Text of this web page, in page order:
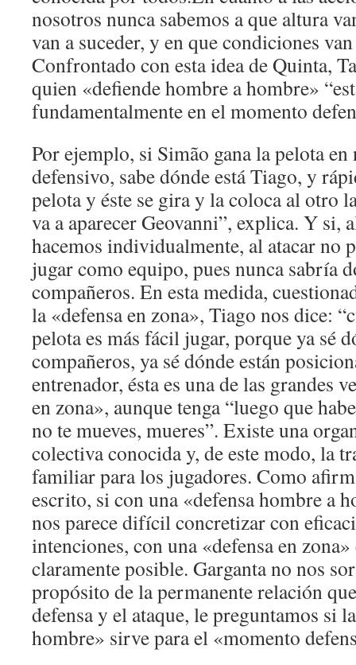
nosotros nunca sabemos a que altura
van a suceder, y en que condiciones
Confrontado con esta idea de Quinta,
quien «defiende hombre a hombre»
fundamentalmente en el momento
Por ejemplo, si Simão gana la pelota
defensivo, sabe dónde está Tiago, y
pelota y éste se gira y la coloca al otro
va a aparecer Geovanni”, explica. Y si,
hacemos individualmente, al atacar no
jugar como equipo, pues nunca sabría
compañeros. En esta medida,
la «defensa en zona», Tiago nos dice:
pelota es más fácil jugar, porque ya sé
compañeros, ya sé dónde están
entrenador, ésta es una de las grandes
en zona», aunque tenga “luego que
no te mueves, mueres”. Existe una
colectiva conocida y, de este modo, la
familiar para los jugadores. Como
escrito, si con una «defensa hombre a
nos parece difícil concretizar con
intenciones, con una «defensa en zona»
claramente posible. Garganta no nos
propósito de la permanente relación
defensa y el ataque, le preguntamos si
hombre» sirve para el «momento